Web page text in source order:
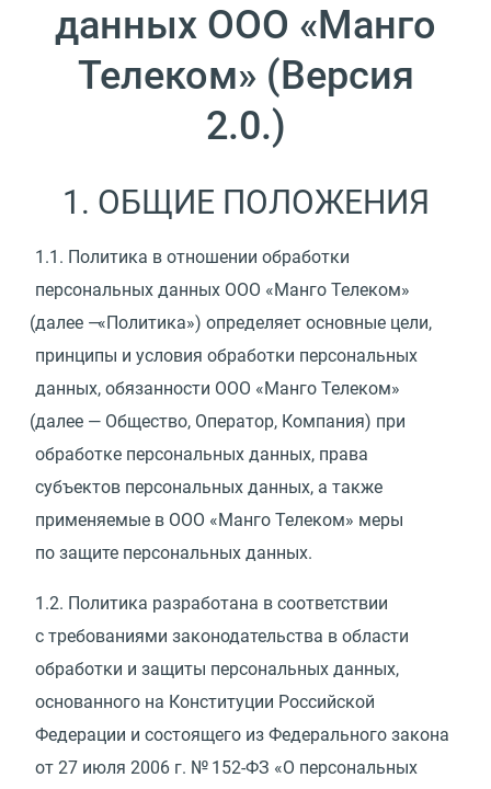
данных ООО «Манго
Телеком» (Версия
2.0.)
1. ОБЩИЕ ПОЛОЖЕНИЯ
1.1. Политика в отношении обработки
персональных данных ООО «Манго Телеком»
(далее —
« Политика») определяет основные цели,
принципы и условия обработки персональных
данных, обязанности ООО «Манго Телеком»
(далее — Общество, Оператор, Компания) при
обработке персональных данных, права
субъектов персональных данных, а также
применяемые в ООО «Манго Телеком» меры
по защите персональных данных.
1.2. Политика разработана в соответствии
с требованиями законодательства в области
обработки и защиты персональных данных,
основанного на Конституции Российской
Федерации и состоящего из Федерального закона
от 27 июля 2006 г. № 152-ФЗ «О персональных